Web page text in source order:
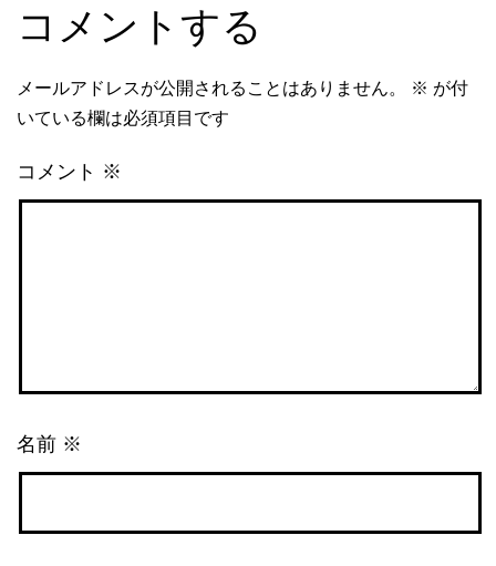
コメントする
メールアドレスが公開されることはありません。 ※ が付
いている欄は必須項目です
コメント ※
名前 ※